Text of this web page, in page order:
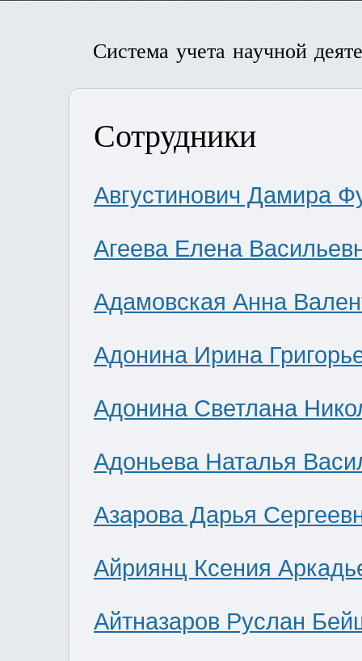
Система учета научной
Сотрудники
Августинович Дамира
Агеева Елена
Адамовская Анна
Адонина Ирина
Адонина Светлана
Адоньева Наталья
Азарова Дарья
Айриянц Ксения
Айтназаров Руслан